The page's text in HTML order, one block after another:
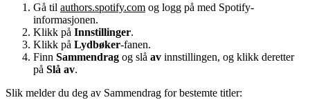
Gå til authors.spotify.com og logg på med Spotify-
informasjonen.
Klikk på Innstillinger.
Klikk på Lydbøker-fanen.
Finn Sammendrag og slå av innstillingen, og klikk deretter
på Slå av.
Slik melder du deg av Sammendrag for bestemte titler: